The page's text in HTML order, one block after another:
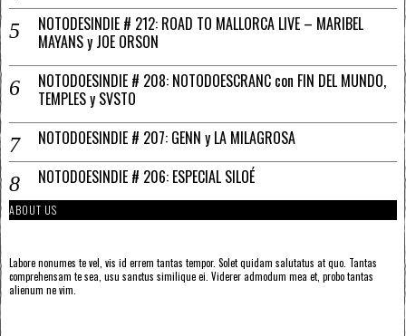
NOTODESINDIE # 212: ROAD TO MALLORCA LIVE – MARIBEL
MAYANS y JOE ORSON
NOTODOESINDIE # 208: NOTODOESCRANC con FIN DEL MUNDO,
TEMPLES y SVSTO
NOTODOESINDIE # 207: GENN y LA MILAGROSA
NOTODOESINDIE # 206: ESPECIAL SILOÉ
ABOUT US
Labore nonumes te vel, vis id errem tantas tempor. Solet quidam salutatus at quo. Tantas
comprehensam te sea, usu sanctus similique ei. Viderer admodum mea et, probo tantas
alienum ne vim.